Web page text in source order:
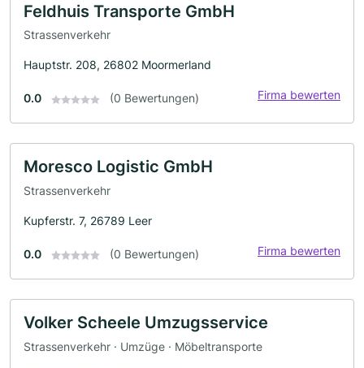
Feldhuis Transporte GmbH
Strassenverkehr
Hauptstr. 208, 26802 Moormerland
0.0 (0 Bewertungen) Firma bewerten
Moresco Logistic GmbH
Strassenverkehr
Kupferstr. 7, 26789 Leer
0.0 (0 Bewertungen) Firma bewerten
Volker Scheele Umzugsservice
Strassenverkehr · Umzüge · Möbeltransporte